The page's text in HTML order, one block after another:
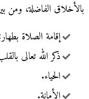
بالأخلاق الفاضلة، ومن
إقامة الصلاة
ذكر الله تعالى
الحياء.